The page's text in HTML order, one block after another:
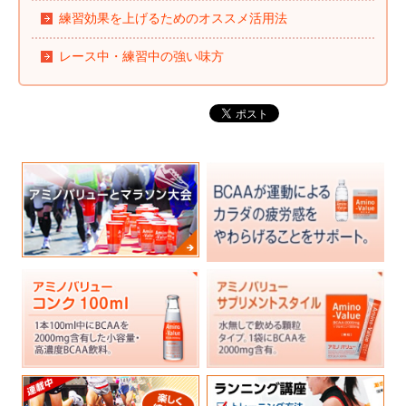
練習効果を上げるためのオススメ活用法
レース中・練習中の強い味方